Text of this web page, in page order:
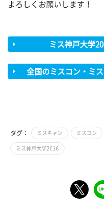
よろしくお願いします！
ミス神戸大学
全国のミスコン・ミ
タグ： ミスキャン ミスコン
ミス神戸大学2016